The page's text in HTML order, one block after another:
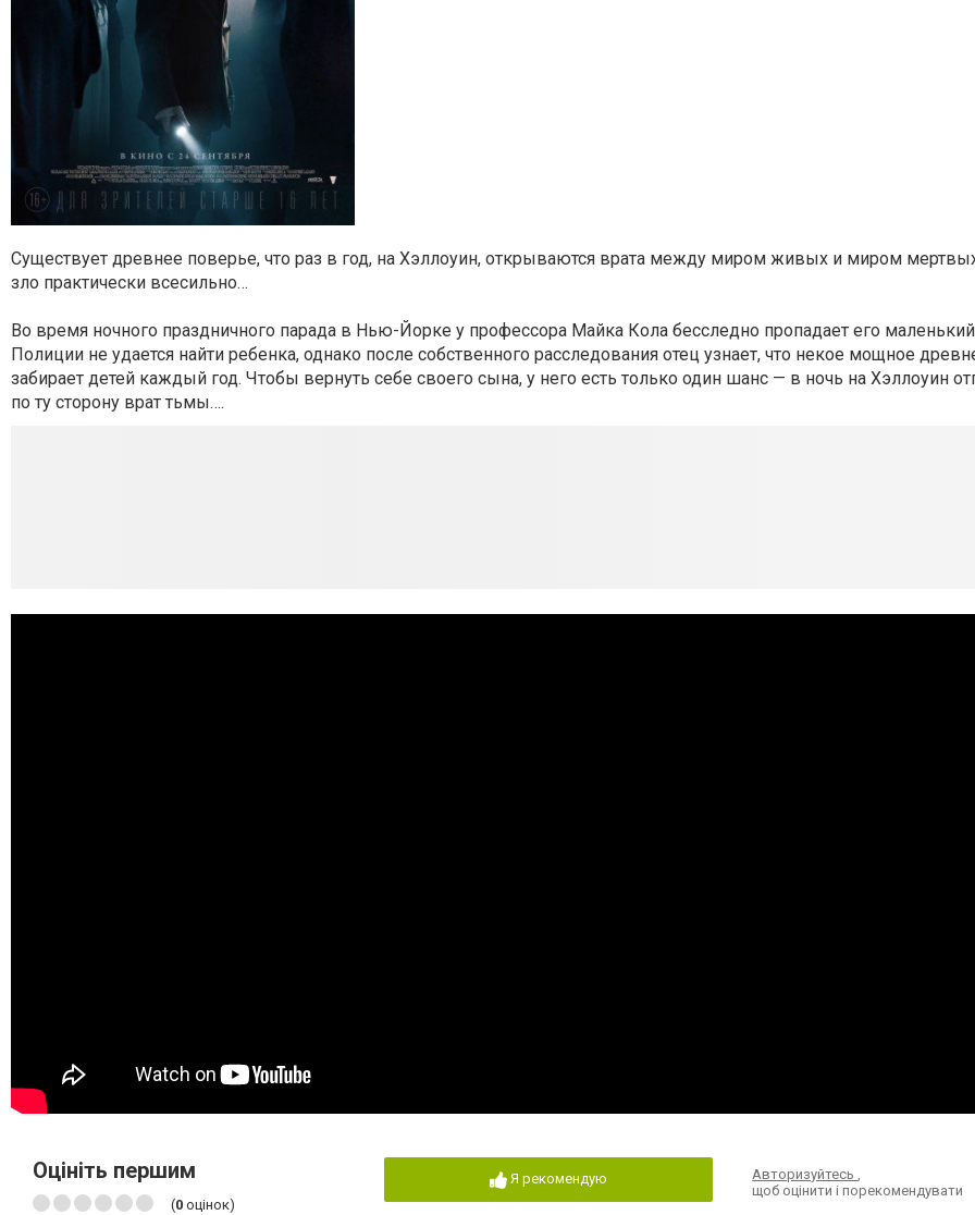
Существует древнее поверье, что раз в год, на Хэллоуин, открываются врата между миром живых и миром
зло практически всесильно…
Во время ночного праздничного парада в Нью-Йорке у профессора Майка Кола бесследно пропадает его
Полиции не удается найти ребенка, однако после собственного расследования отец узнает, что некое мощное
забирает детей каждый год. Чтобы вернуть себе своего сына, у него есть только один шанс — в ночь на Хэллоуин
по ту сторону врат тьмы….
Оцініть першим
(0 оцінок)
Я рекомендую Авторизуйтесь,
щоб оцінити і порекомендувати